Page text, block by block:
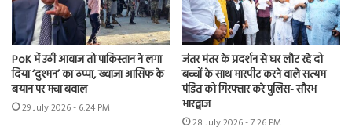
PoK में उठी आवाज तो पाकिस्तान ने लगा
दिया ‘दुश्मन’ का ठप्पा, ख्वाजा आसिफ के
बयान पर मचा बवाल
29 July 2026 - 6:24 PM
जंतर मंतर के प्रदर्शन से घर लौट रहे दो
बच्चों के साथ मारपीट करने वाले सत्यम
पंडित को गिरफ्तार करे पुलिस- सौरभ
भारद्वाज
28 July 2026 - 7:26 PM